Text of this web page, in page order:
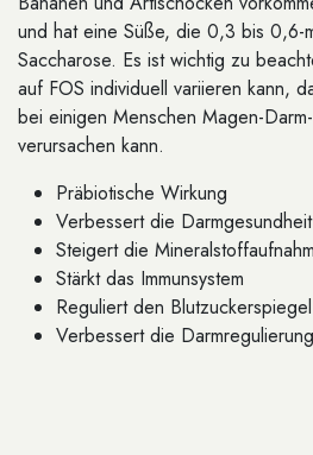
und hat eine Süße, die 0,3 bis 0,6-
Saccharose. Es ist wichtig zu
auf FOS individuell variieren kann,
bei einigen Menschen Magen-
verursachen kann.
Präbiotische Wirkung
Verbessert die Darmgesundheit
Steigert die
Stärkt das Immunsystem
Reguliert den Blutzuckerspiegel
Verbessert die Darmregulierung